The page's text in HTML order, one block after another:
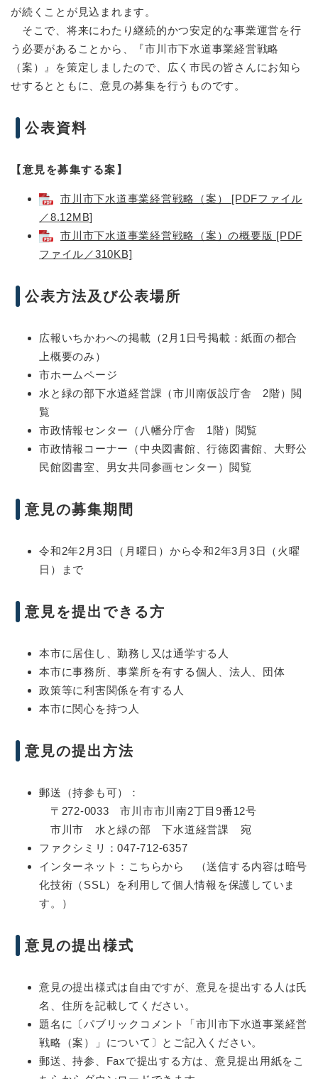
が続くことが見込まれます。
そこで、将来にわたり継続的かつ安定的な事業運営を行
う必要があることから、『市川市下水道事業経営戦略
（案）』を策定しましたので、広く市民の皆さんにお知ら
せするとともに、意見の募集を行うものです。
公表資料
【意見を募集する案】
市川市下水道事業経営戦略（案） [PDFファイル
／8.12MB]
市川市下水道事業経営戦略（案）の概要版 [PDF
ファイル／310KB]
公表方法及び公表場所
広報いちかわへの掲載（2月1日号掲載：紙面の都合
上概要のみ）
市ホームページ
水と緑の部下水道経営課（市川南仮設庁舎 2階）閲
覧
市政情報センター（八幡分庁舎 1階）閲覧
市政情報コーナー（中央図書館、行徳図書館、大野公
民館図書室、男女共同参画センター）閲覧
意見の募集期間
令和2年2月3日（月曜日）から令和2年3月3日（火曜
日）まで
意見を提出できる方
本市に居住し、勤務し又は通学する人
本市に事務所、事業所を有する個人、法人、団体
政策等に利害関係を有する人
本市に関心を持つ人
意見の提出方法
郵送（持参も可）：
〒272-0033 市川市市川南2丁目9番12号
市川市 水と緑の部 下水道経営課 宛
ファクシミリ：047-712-6357
インターネット：こちらから （送信する内容は暗号
化技術（SSL）を利用して個人情報を保護していま
す。）
意見の提出様式
意見の提出様式は自由ですが、意見を提出する人は氏
名、住所を記載してください。
題名に〔パブリックコメント「市川市下水道事業経営
戦略（案）」について〕とご記入ください。
郵送、持参、Faxで提出する方は、意見提出用紙をこ